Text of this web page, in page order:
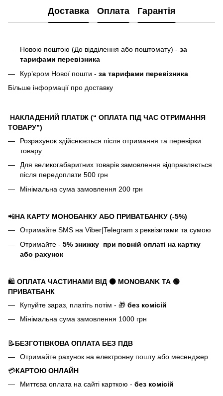
Доставка Оплата Гарантія
Новою поштою (До відділення або поштомату) - за
тарифами перевізника
Кур’єром Нової пошти - за тарифами перевізника
Більше інформації про доставку
НАКЛАДЕНИЙ ПЛАТІЖ (“ ОПЛАТА ПІД ЧАС ОТРИМАННЯ
ТОВАРУ”)
Розрахунок здійснюється після отримання та перевірки
товару
Для великогабаритних товарів замовлення відправляється
після передоплати 500 грн
Мінімальна сума замовлення 200 грн
📲НА КАРТУ МОНОБАНКУ АБО ПРИВАТБАНКУ (-5%)
Отримайте SMS на Viber|Telegram з реквізитами та сумою
Отримайте - 5% знижку при повній оплаті на картку
або рахунок
🛍️ ОПЛАТА ЧАСТИНАМИ ВІД ⚫ MONOBANK ТА 🟢
ПРИВАТБАНК
Купуйте зараз, платіть потім - 🎁 без комісій
Мінімальна сума замовлення 1000 грн
📝БЕЗГОТІВКОВА ОПЛАТА БЕЗ ПДВ
Отримайте рахунок на електронну пошту або месенджер
💳КАРТОЮ ОНЛАЙН
Миттєва оплата на сайті карткою - без комісій